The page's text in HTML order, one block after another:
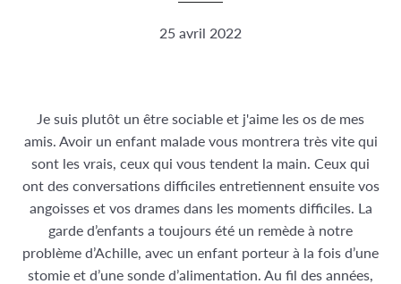
25 avril 2022
Je suis plutôt un être sociable et j'aime les os de mes
amis. Avoir un enfant malade vous montrera très vite qui
sont les vrais, ceux qui vous tendent la main. Ceux qui
ont des conversations difficiles entretiennent ensuite vos
angoisses et vos drames dans les moments difficiles. La
garde d’enfants a toujours été un remède à notre
problème d’Achille, avec un enfant porteur à la fois d’une
stomie et d’une sonde d’alimentation. Au fil des années,